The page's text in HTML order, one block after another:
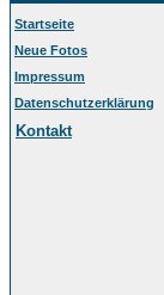
Startseite
Neue Fotos
Impressum
Datenschutzerklärung
Kontakt